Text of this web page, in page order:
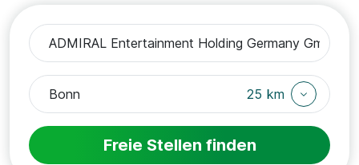
25 km
Freie Stellen finden